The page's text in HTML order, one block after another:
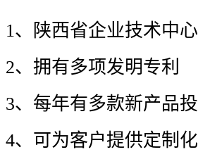
1、陕西省企业技术中心
2、 拥有多项发明专利
3、 每年有多款新产品
4、可为客户提供定制